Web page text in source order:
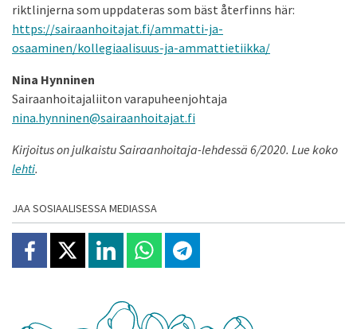
riktlinjerna som uppdateras som bäst återfinns här:
https://sairaanhoitajat.fi/ammatti-ja-
osaaminen/kollegiaalisuus-ja-ammattietiikka/
Nina Hynninen
Sairaanhoitajaliiton varapuheenjohtaja
nina.hynninen@sairaanhoitajat.fi
Kirjoitus on julkaistu Sairaanhoitaja-lehdessä 6/2020. Lue koko
lehti.
JAA SOSIAALISESSA MEDIASSA
Jaa Facebookissa
Jaa X:ssäJaa Linkedinissä
Jaa Whatsappissa
Jaa Telegramissa